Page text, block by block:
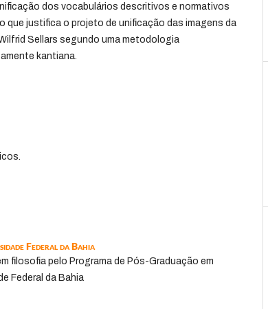
dos vocabulários descritivos e normativos
que justifica o projeto de unificação das imagens da
Sellars segundo uma metodologia
kantiana.
Federal da Bahia
filosofia pelo Programa de Pós-Graduação em
Federal da Bahia